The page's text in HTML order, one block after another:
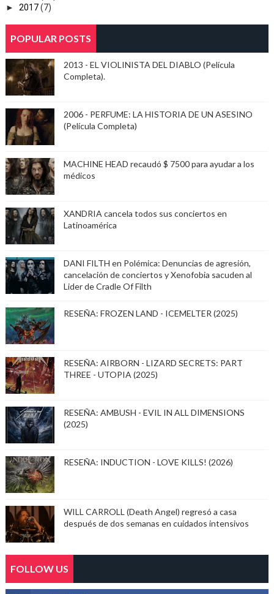
► 2017(7)
POPULAR POSTS
2013 - EL VIOLINISTA DEL DIABLO (Película
Completa).
2006 - PERFUME: LA HISTORIA DE UN ASESINO
(Película Completa)
MACHINE HEAD recaudó $ 7500 para ayudar a los
médicos
XANDRIA cancela todos sus conciertos en
Latinoamérica
DANI FILTH en Polémica: Denuncias de agresión,
cancelación de conciertos y Xenofobia sacuden al
Lider de Cradle Of Filth
RESEÑA: FROZEN LAND - ICEMELTER (2025)
RESEÑA: AIRBORN - LIZARD SECRETS: PART
THREE - UTOPIA (2025)
RESEÑA: AMBUSH - EVIL IN ALL DIMENSIONS
(2025)
RESEÑA: INDUCTION - LOVE KILLS! (2026)
WILL CARROLL (Death Angel) regresó a casa
después de dos semanas en cuidados intensivos
FOLLOW US